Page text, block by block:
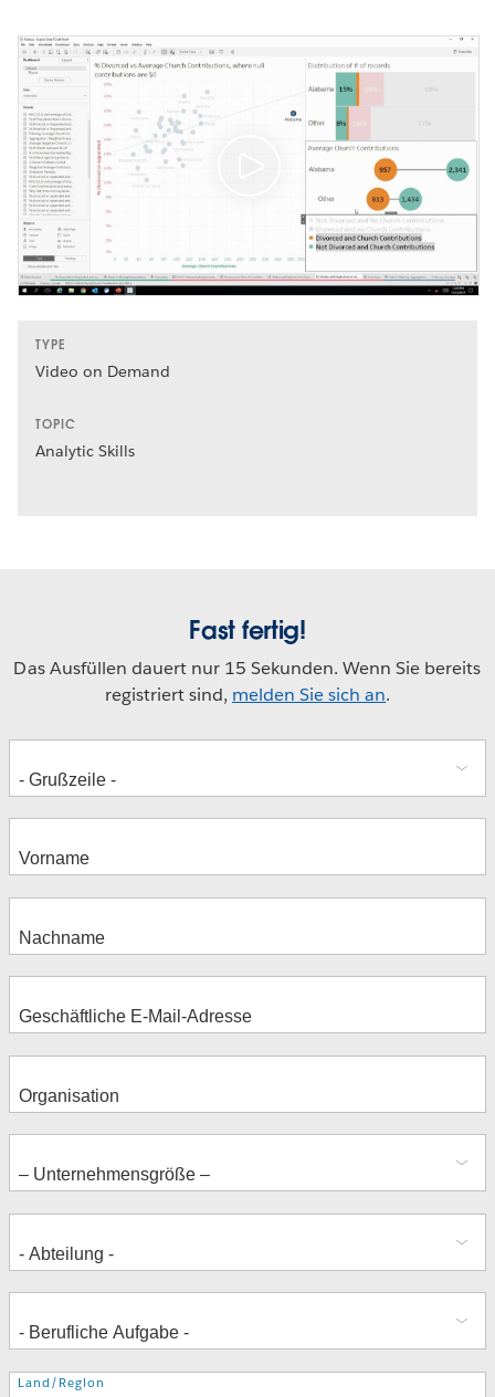
TYPE
Video on Demand
TOPIC
Analytic Skills
Fast fertig!
Das Ausfüllen dauert nur 15 Sekunden. Wenn Sie bereits
registriert sind, melden Sie sich an.
Adresse
Land/Region